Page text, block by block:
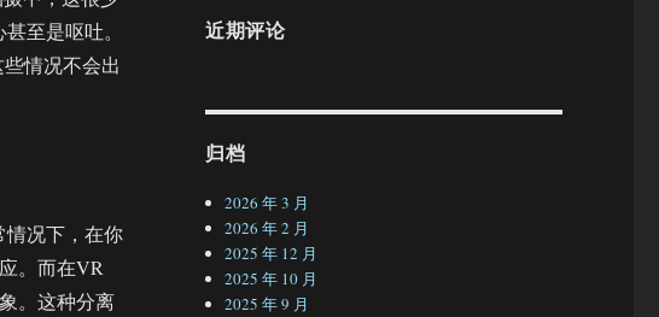
至是呕吐。
情况不会出
情况下，在你
。而在VR
。这种分离
近期评论
归档
2026 年 3 月
2026 年 2 月
2025 年 12 月
2025 年 10 月
2025 年 9 月